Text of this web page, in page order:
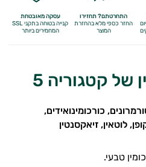
התחרטתם? תחזירו
החזר כספי מלאבהחזרת
המוצר
עסקה מאובטחת
קנייה בטוחה בתקני SSL
המחמירים ביותר
של קטגוריה 5
כורכומינואידים,
לוטאין, זיאקסנטין
טבעי.